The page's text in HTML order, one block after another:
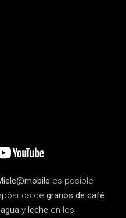
es posible
degranos de café
agua y leche en los